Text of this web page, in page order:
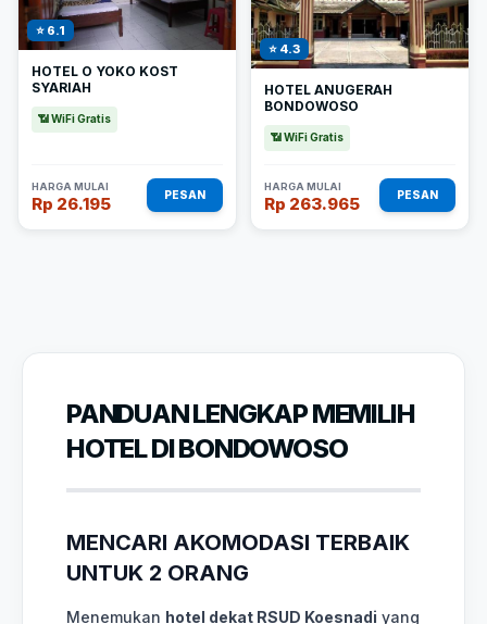
⭐ 6.1
HOTEL O YOKO KOST
SYARIAH
📶 WiFi Gratis
HARGA MULAI
Rp 26.195 PESAN
⭐ 4.3
HOTEL ANUGERAH
BONDOWOSO
📶 WiFi Gratis
HARGA MULAI
Rp 263.965 PESAN
PANDUAN LENGKAP MEMILIH
HOTEL DI BONDOWOSO
MENCARI AKOMODASI TERBAIK
UNTUK 2 ORANG
Menemukan hotel dekat RSUD Koesnadi yang